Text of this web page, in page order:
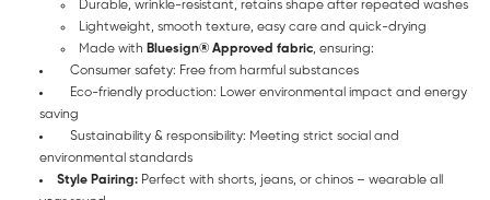
Durable, wrinkle-resistant, retains shape after repeated washes
Lightweight, smooth texture, easy care and quick-drying
Made with Bluesign® Approved fabric, ensuring:
Consumer safety: Free from harmful substances
Eco-friendly production: Lower environmental impact and energy
saving
Sustainability & responsibility: Meeting strict social and
environmental standards
Style Pairing: Perfect with shorts, jeans, or chinos – wearable all